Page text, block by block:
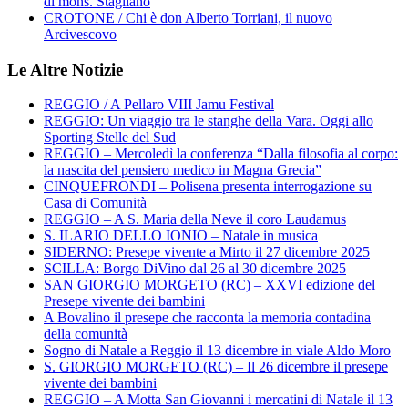
CROTONE / Chi è don Alberto Torriani, il nuovo
Arcivescovo
Le Altre Notizie
REGGIO / A Pellaro VIII Jamu Festival
REGGIO: Un viaggio tra le stanghe della Vara. Oggi allo
Sporting Stelle del Sud
REGGIO – Mercoledì la conferenza “Dalla filosofia al corpo:
la nascita del pensiero medico in Magna Grecia”
CINQUEFRONDI – Polisena presenta interrogazione su
Casa di Comunità
REGGIO – A S. Maria della Neve il coro Laudamus
S. ILARIO DELLO IONIO – Natale in musica
SIDERNO: Presepe vivente a Mirto il 27 dicembre 2025
SCILLA: Borgo DiVino dal 26 al 30 dicembre 2025
SAN GIORGIO MORGETO (RC) – XXVI edizione del
Presepe vivente dei bambini
A Bovalino il presepe che racconta la memoria contadina
della comunità
Sogno di Natale a Reggio il 13 dicembre in viale Aldo Moro
S. GIORGIO MORGETO (RC) – Il 26 dicembre il presepe
vivente dei bambini
REGGIO – A Motta San Giovanni i mercatini di Natale il 13